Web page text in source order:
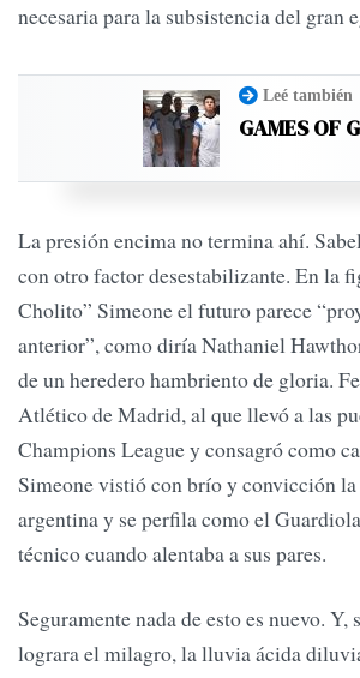
necesaria para la subsistencia del gran
Leé también
GAMES OF
La presión encima no termina ahí.
con otro factor desestabilizante. En la
Cholito” Simeone el futuro parece
anterior”, como diría Nathaniel
de un heredero hambriento de gloria.
Atlético de Madrid, al que llevó a las
Champions League y consagró como
Simeone vistió con brío y convicción la
argentina y se perfila como el
técnico cuando alentaba a sus pares.
Seguramente nada de esto es nuevo.
lograra el milagro, la lluvia ácida